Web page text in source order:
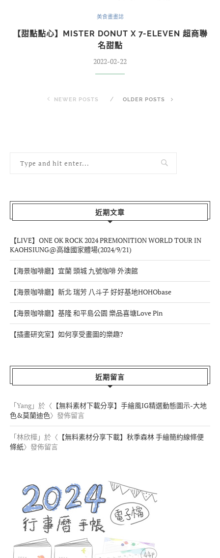
美食畫畫誌
【甜點點心】MISTER DONUT X 7-ELEVEN 超商聯
名甜點
2022-02-22
NEWER POSTS OLDER POSTS
近期文章
【LIVE】ONE OK ROCK 2024 PREMONITION WORLD TOUR IN
KAOHSIUNG@高雄國家體場(2024/9/21)
【海景咖啡廳】宜蘭 頭城 九號咖啡 外澳館
【海景咖啡廳】新北 瑞芳 八斗子 好好基地HOHObase
【海景咖啡廳】基隆 和平島公園 樂品喜塘Love Pin
【插畫研究室】如何享受畫圖的樂趣?
近期留言
「Yang」於〈 【無料素材下載分享】手繪風IG精選動態圖示-大地
色&莫蘭迪色〉發佈留言
「林欣樺 」於〈 【無料素材分享下載】秋季森林 手繪簡約線條便
條紙〉發佈留言